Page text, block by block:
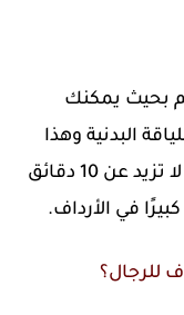
بحيث يمكنك
البدنية وهذا
لان التسلق إلى السلم لفترة بسيطة لا تزيد عن 10 دقائق
في الأرداف.
للرجال؟